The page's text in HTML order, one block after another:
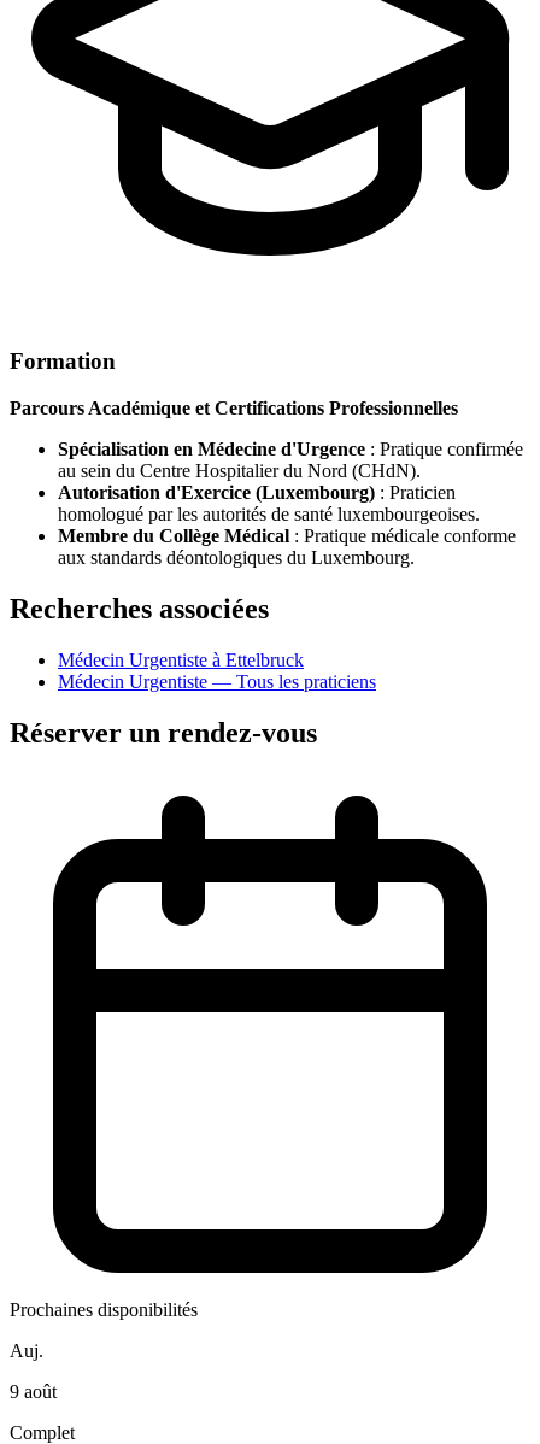
Formation
Parcours Académique et Certifications Professionnelles
Spécialisation en Médecine d'Urgence : Pratique confirmée
au sein du Centre Hospitalier du Nord (CHdN).
Autorisation d'Exercice (Luxembourg) : Praticien
homologué par les autorités de santé luxembourgeoises.
Membre du Collège Médical : Pratique médicale conforme
aux standards déontologiques du Luxembourg.
Recherches associées
Médecin Urgentiste à Ettelbruck
Médecin Urgentiste — Tous les praticiens
Réserver un rendez-vous
Prochaines disponibilités
Auj.
9 août
Complet